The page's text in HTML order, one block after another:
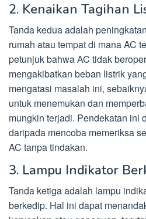
2. Kenaikan Tagihan
Tanda kedua adalah
rumah atau tempat di mana AC
petunjuk bahwa AC tidak
mengakibatkan beban listrik
mengatasi masalah ini,
untuk menemukan dan
mungkin terjadi. Pendekatan ini
daripada mencoba memeriksa
AC tanpa tindakan.
3. Lampu Indikator
Tanda ketiga adalah lampu
berkedip. Hal ini dapat